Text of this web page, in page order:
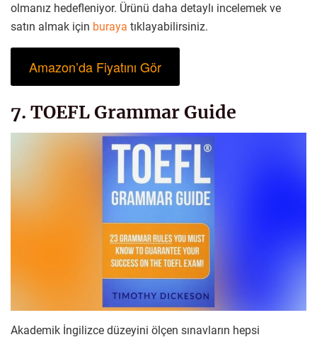
olmanız hedefleniyor. Ürünü daha detaylı incelemek ve
satın almak için buraya tıklayabilirsiniz.
Amazon’da Fiyatını Gör
7. TOEFL Grammar Guide
Akademik İngilizce düzeyini ölçen sınavların hepsi